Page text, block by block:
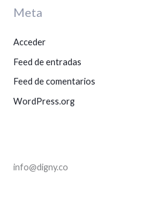
rMeta
Acceder
Feed de entradas
Feed de comentarios
WordPress.org
info@digny.co